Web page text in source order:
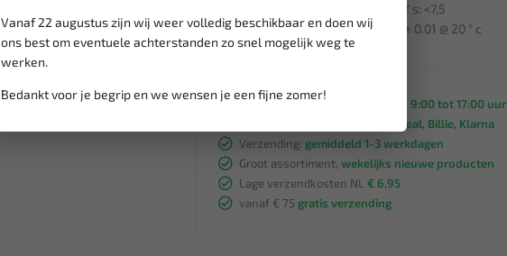
Vanaf 22 augustus zijn wij weer volledig beschikbaar en doen wij
ons best om eventuele achterstanden zo snel mogelijk weg te
werken.
Bedankt voor je begrip en we wensen je een fijne zomer!
Viscositeit @ 40 ° C / mm2 / s: <7,5
Relatieve dichtheid: 0.800 ± 0.01 @ 20 ° c
Klantenservice,werkdagen van 9:00 tot 17:00 uur
o.a. iDeal, Billie, Klarna
Verzending: gemiddeld 1-3 werkdagen
Groot assortiment, wekelijks nieuwe producten
Lage verzendkosten NL € 6,95
vanaf € 75 gratis verzending